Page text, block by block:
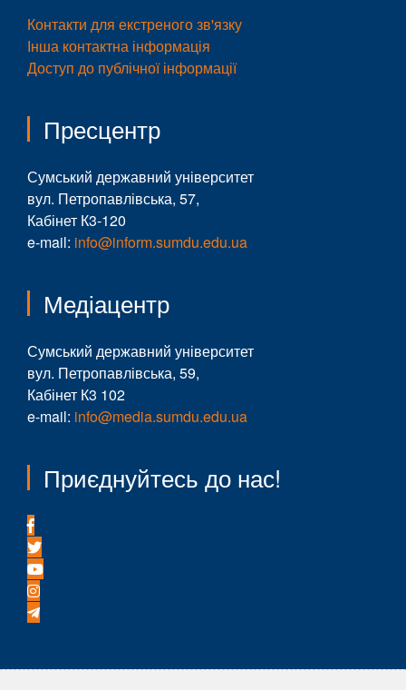
Контакти для екстреного зв'язку
Інша контактна інформація
Доступ до публічної інформації
Пресцентр
Сумський державний університет
вул. Петропавлівська, 57,
Кабінет К3-120
e-mail: info@inform.sumdu.edu.ua
Медіацентр
Сумський державний університет
вул. Петропавлівська, 59,
Кабінет К3 102
e-mail: info@media.sumdu.edu.ua
Приєднуйтесь до нас!